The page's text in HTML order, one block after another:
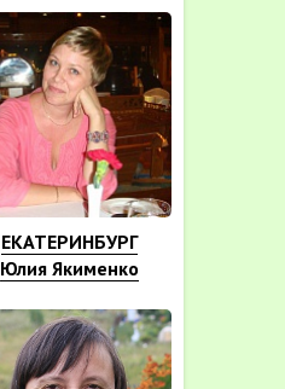
ЕКАТЕРИНБУРГ
Юлия Якименко